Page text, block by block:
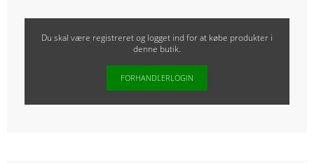
Du skal være registreret og logget ind for at købe produkter i
denne butik.
FORHANDLERLOGIN